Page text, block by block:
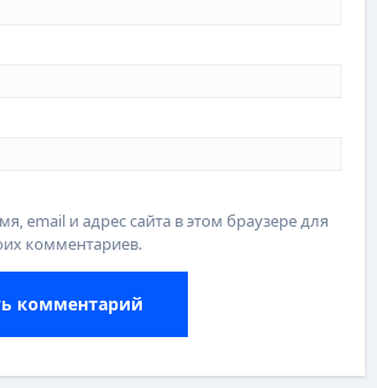
email и адрес сайта в этом браузере для
комментариев.